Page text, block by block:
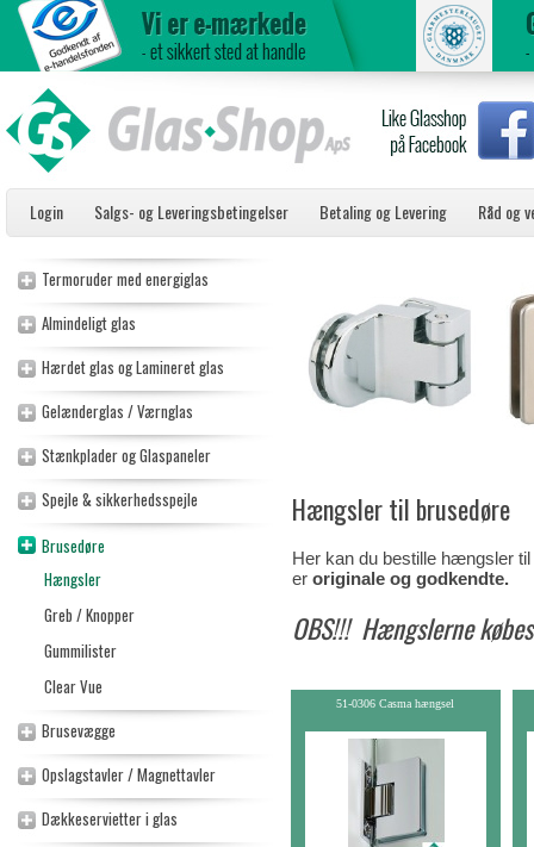
Login Salgs- og Leveringsbetingelser Betaling og Levering Råd og
Termoruder med energiglas
Almindeligt glas
Hærdet glas og Lamineret glas
Gelænderglas / Værnglas
Stænkplader og Glaspaneler
Spejle & sikkerhedsspejle
Brusedøre
Hængsler
Greb / Knopper
Gummilister
Clear Vue
Brusevægge
Opslagstavler / Magnettavler
Dækkeservietter i glas
Hængsler til brusedøre
Her kan du bestille hængsler
er originale og godkendte.
OBS!!! Hængslerne
51-0306 Casma hængsel